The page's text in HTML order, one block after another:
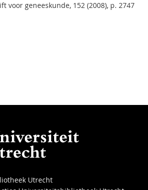
voor geneeskunde, 152 (2008), p. 2747
Utrecht